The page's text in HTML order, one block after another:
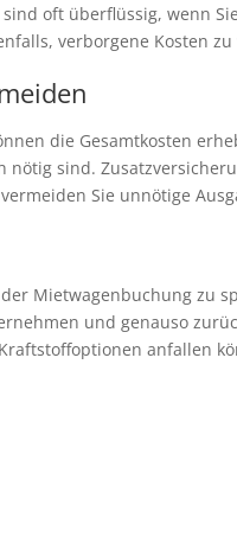
oft überflüssig, wenn
verborgene Kosten
die Gesamtkosten
nötig sind.
Sie unnötige
Mietwagenbuchung zu
und genauso
anfallen